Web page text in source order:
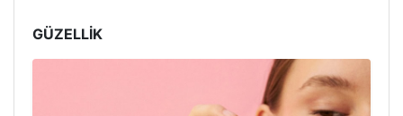
GÜZELLİK